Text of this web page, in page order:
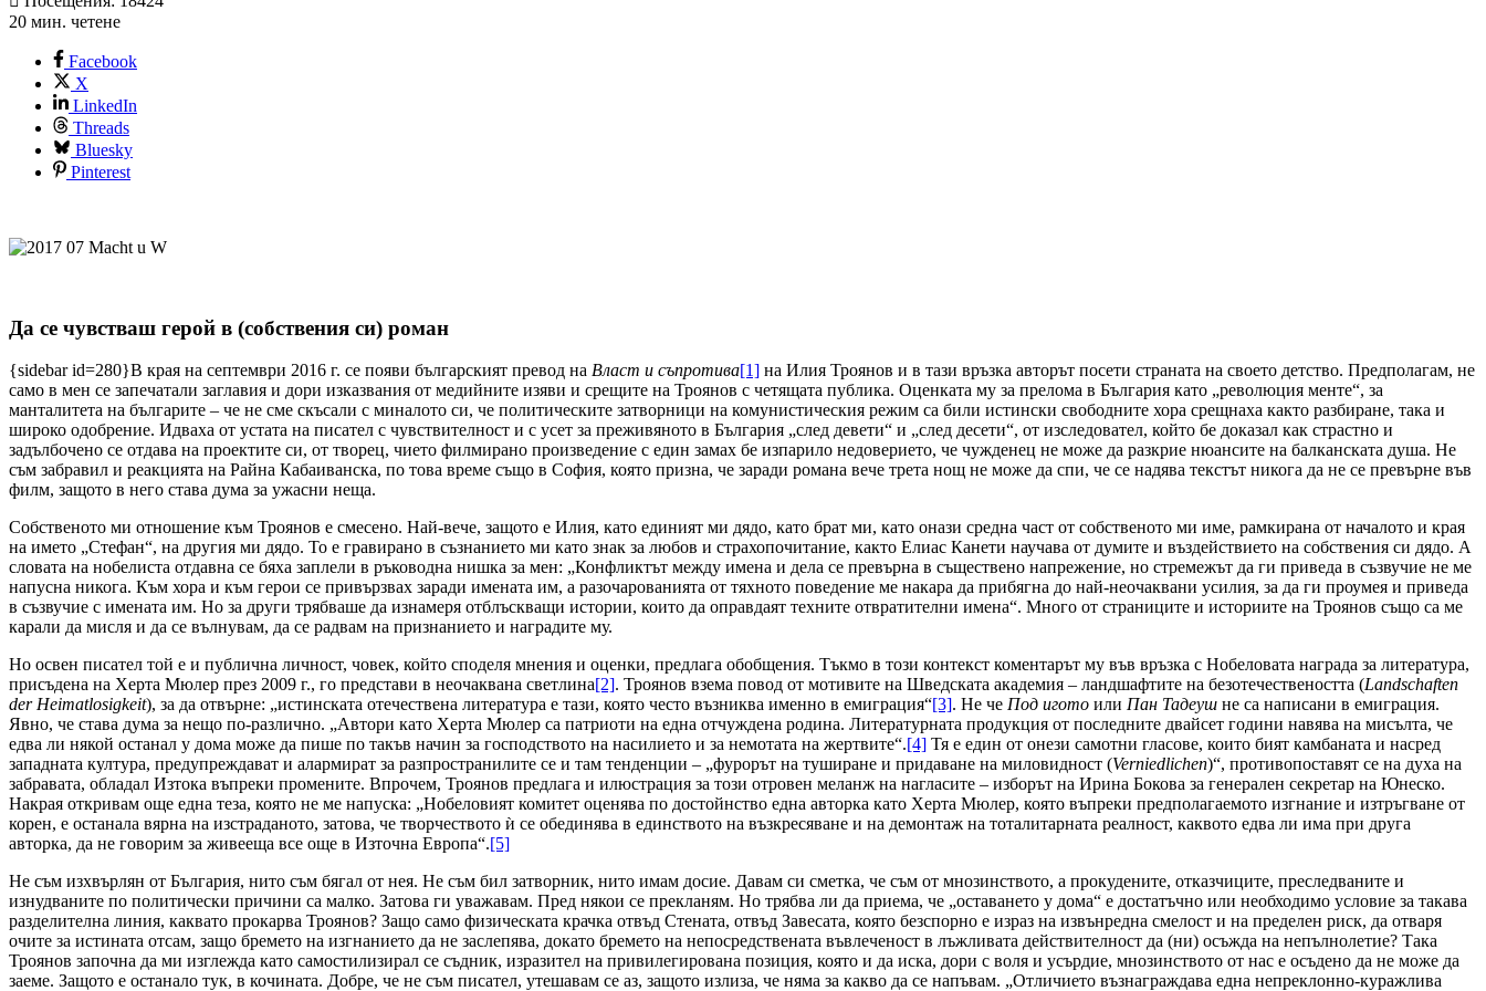
20 мин. четене
Facebook
X
LinkedIn
Threads
Bluesky
Pinterest
Да се чувстваш герой в (собствения си) роман
{sidebar id=280}В края на септември 2016 г. се появи българският превод на Власт и съпротива[1] на Илия Троянов и в тази връзка авторът посети страната на своето детство. Предполагам, не
само в мен се запечатали заглавия и дори изказвания от медийните изяви и срещите на Троянов с четящата публика. Оценката му за прелома в България като „революция менте“, за
манталитета на българите – че не сме скъсали с миналото си, че политическите затворници на комунистическия режим са били истински свободните хора срещнаха както разбиране, така и
широко одобрение. Идваха от устата на писател с чувствителност и с усет за преживяното в България „след девети“ и „след десети“, от изследовател, който бе доказал как страстно и
задълбочено се отдава на проектите си, от творец, чието филмирано произведение с един замах бе изпарило недоверието, че чужденец не може да разкрие нюансите на балканската душа. Не
съм забравил и реакцията на Райна Кабаиванска, по това време също в София, която призна, че заради романа вече трета нощ не може да спи, че се надява текстът никога да не се превърне във
филм, защото в него става дума за ужасни неща.
Собственото ми отношение към Троянов е смесено. Най-вече, защото е Илия, като единият ми дядо, като брат ми, като онази средна част от собственото ми име, рамкирана от началото и края
на името „Стефан“, на другия ми дядо. То е гравирано в съзнанието ми като знак за любов и страхопочитание, както Елиас Канети научава от думите и въздействието на собствения си дядо. А
словата на нобелиста отдавна се бяха заплели в ръководна нишка за мен: „Конфликтът между имена и дела се превърна в съществено напрежение, но стремежът да ги приведа в съзвучие не ме
напусна никога. Към хора и към герои се привързвах заради имената им, а разочарованията от тяхното поведение ме накара да прибягна до най-неочаквани усилия, за да ги проумея и приведа
в съзвучие с имената им. Но за други трябваше да изнамеря отблъскващи истории, които да оправдаят техните отвратителни имена“. Много от страниците и историите на Троянов също са ме
карали да мисля и да се вълнувам, да се радвам на признанието и наградите му.
Но освен писател той е и публична личност, човек, който споделя мнения и оценки, предлага обобщения. Тъкмо в този контекст коментарът му във връзка с Нобеловата награда за литература,
присъдена на Херта Мюлер през 2009 г., го представи в неочаквана светлина[2]. Троянов взема повод от мотивите на Шведската академия – ландшафтите на безотечествеността (Landschaften
der Heimatlosigkeit), за да отвърне: „истинската отечествена литература е тази, която често възниква именно в емиграция“[3]. Не че Под игото или Пан Тадеуш не са написани в емиграция.
Явно, че става дума за нещо по-различно. „Автори като Херта Мюлер са патриоти на една отчуждена родина. Литературната продукция от последните двайсет години навява на мисълта, че
едва ли някой останал у дома може да пише по такъв начин за господството на насилието и за немотата на жертвите“.[4] Тя е един от онези самотни гласове, които бият камбаната и насред
западната култура, предупреждават и алармират за разпространилите се и там тенденции – „фурорът на туширане и придаване на миловидност (Verniedlichen)“, противопоставят се на духа на
забравата, обладал Изтока въпреки промените. Впрочем, Троянов предлага и илюстрация за този отровен меланж на нагласите – изборът на Ирина Бокова за генерален секретар на Юнеско.
Накрая откривам още една теза, която не ме напуска: „Нобеловият комитет оценява по достойнство една авторка като Херта Мюлер, която въпреки предполагаемото изгнание и изтръгване от
корен, е останала вярна на изстраданото, затова, че творчеството ѝ се обединява в единството на възкресяване и на демонтаж на тоталитарната реалност, каквото едва ли има при друга
авторка, да не говорим за живееща все още в Източна Европа“.[5]
Не съм изхвърлян от България, нито съм бягал от нея. Не съм бил затворник, нито имам досие. Давам си сметка, че съм от мнозинството, а прокудените, отказчиците, преследваните и
изнудваните по политически причини са малко. Затова ги уважавам. Пред някои се прекланям. Но трябва ли да приема, че „оставането у дома“ е достатъчно или необходимо условие за такава
разделителна линия, каквато прокарва Троянов? Защо само физическата крачка отвъд Стената, отвъд Завесата, която безспорно е израз на извънредна смелост и на пределен риск, да отваря
очите за истината отсам, защо бремето на изгнанието да не заслепява, докато бремето на непосредствената въвлеченост в лъжливата действителност да (ни) осъжда на непълнолетие? Така
Троянов започна да ми изглежда като самостилизирал се съдник, изразител на привилегирована позиция, която и да иска, дори с воля и усърдие, мнозинството от нас е осъдено да не може да
заеме. Защото е останало тук, в кочината. Добре, че не съм писател, утешавам се аз, защото излиза, че няма за какво да се напъвам. „Отличието възнаграждава една непреклонно-куражлива